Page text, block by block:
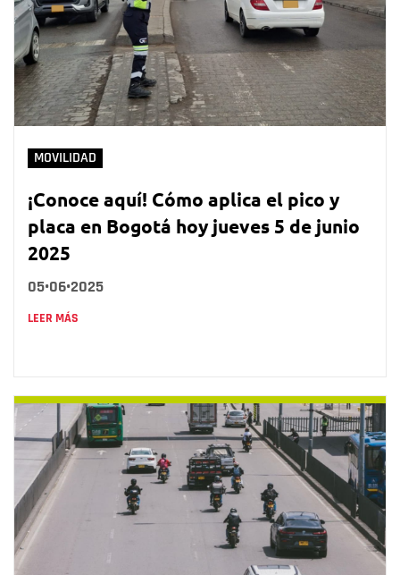
MOVILIDAD
¡Conoce aquí! Cómo aplica el pico y
placa en Bogotá hoy jueves 5 de junio
2025
05•06•2025
LEER MÁS